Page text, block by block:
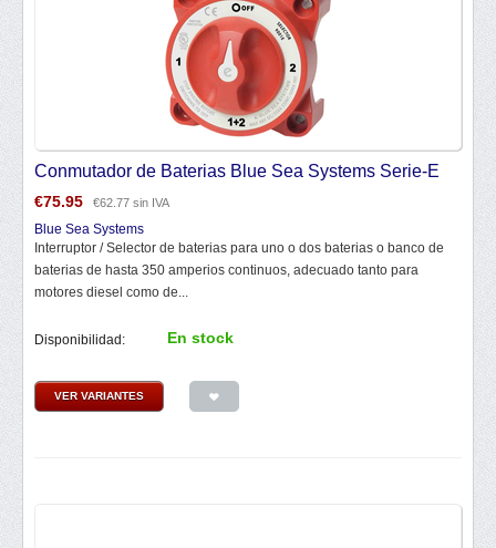
Conmutador de Baterias Blue Sea Systems Serie-E
€75.95 €62.77 sin IVA
Blue Sea Systems
Interruptor / Selector de baterias para uno o dos baterias o banco de
baterias de hasta 350 amperios continuos, adecuado tanto para
motores diesel como de...
Disponibilidad: En stock
VER VARIANTES